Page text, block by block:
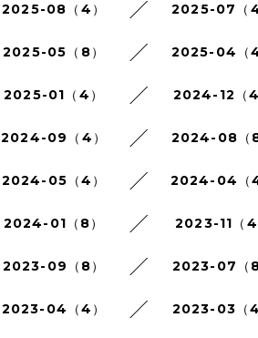
2025-08（4） 2025-07（
2025-05（8） 2025-04（
2025-01（4） 2024-12（
2024-09（4） 2024-08（
2024-05（4） 2024-04（
2024-01（8） 2023-11（
2023-09（8） 2023-07（
2023-04（4） 2023-03（